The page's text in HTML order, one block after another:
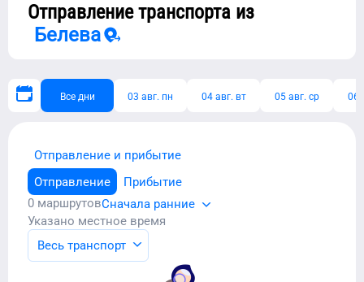
Отправление транспорта из
Белева
Все дни 03 авг. пн 04 авг. вт 05 авг. ср 06
Отправление и прибытие
Отправление
Прибытие
0 маршрутовСначала ранние
Указано местное время
Весь транспорт